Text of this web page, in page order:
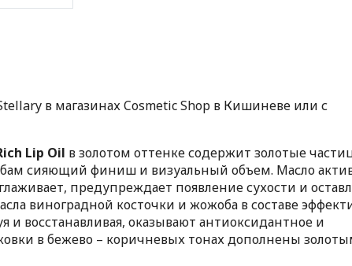
в магазинах Cosmetic Shop в Кишиневе или с
Lip Oil в золотом оттенке содержит золотые
сияющий финиш и визуальный объем. Масло
предупреждает появление сухости и
виноградной косточки и жожоба в составе
восстанавливая, оказывают антиоксидантное и
в бежево – коричневых тонах дополнены